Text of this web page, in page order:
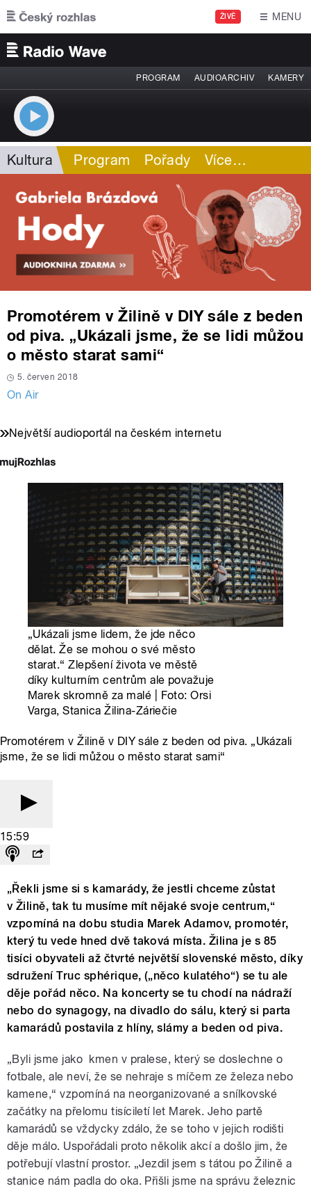
Přejít k hlavnímu obsahu
ŽIVĚ MENU
PROGRAM AUDIOARCHIV KAMERY
Kultura Program Pořady Více…
Promotérem v Žilině v DIY sále z beden
od piva. „Ukázali jsme, že se lidi můžou
o město starat sami“
5. červen 2018
On Air
Největší audioportál na českém internetu
„Ukázali jsme lidem, že jde něco
dělat. Že se mohou o své město
starat.“ Zlepšení života ve městě
díky kulturním centrům ale považuje
Marek skromně za malé | Foto: Orsi
Varga, Stanica Žilina-Záriečie
Promotérem v Žilině v DIY sále z beden od piva. „Ukázali
jsme, že se lidi můžou o město starat sami“
15:59
„Řekli jsme si s kamarády, že jestli chceme zůstat
v Žilině, tak tu musíme mít nějaké svoje centrum,“
vzpomíná na dobu studia Marek Adamov, promotér,
který tu vede hned dvě taková místa. Žilina je s 85
tisíci obyvateli až čtvrté největší slovenské město, díky
sdružení Truc sphérique, („něco kulatého“) se tu ale
děje pořád něco. Na koncerty se tu chodí na nádraží
nebo do synagogy, na divadlo do sálu, který si parta
kamarádů postavila z hlíny, slámy a beden od piva.
„Byli jsme jako kmen v pralese, který se doslechne o
fotbale, ale neví, že se nehraje s míčem ze železa nebo
kamene,“ vzpomíná na neorganizované a snílkovské
začátky na přelomu tisíciletí let Marek. Jeho partě
kamarádů se vždycky zdálo, že se toho v jejich rodišti
děje málo. Uspořádali proto několik akcí a došlo jim, že
potřebují vlastní prostor. „Jezdil jsem s tátou po Žilině a
stanice nám padla do oka. Přišli jsme na správu železnic